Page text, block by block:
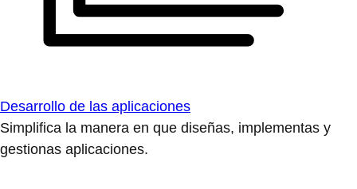
Desarrollo de las aplicaciones
Simplifica la manera en que diseñas, implementas y
gestionas aplicaciones.